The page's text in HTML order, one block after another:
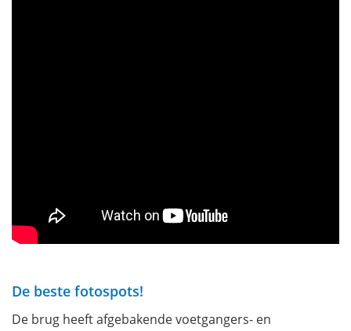
De beste fotospots!
De brug heeft afgebakende voetgangers- en